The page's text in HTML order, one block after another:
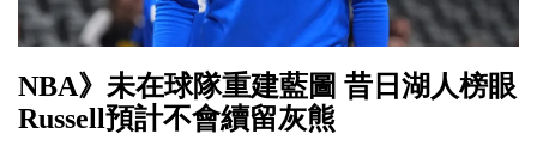
NBA》未在球隊重建藍圖 昔日湖人榜眼
Russell預計不會續留灰熊